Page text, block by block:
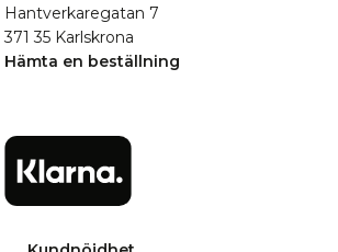
Hantverkaregatan 7
371 35 Karlskrona
Hämta en beställning